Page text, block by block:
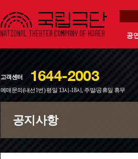
공
고객센터 1644-2003
예매문의(내선1번) 평일 13시-18시, 주말/공휴일 휴무
공지사항